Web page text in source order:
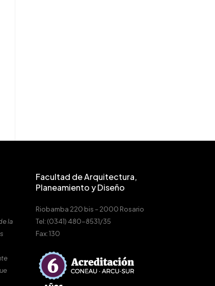
la
Facultad de Arquitectura,
Planeamiento y Diseño
Riobamba 220 bis – 2000 Rosario
Tel: (0341) 480-8531/35
Fax: 130